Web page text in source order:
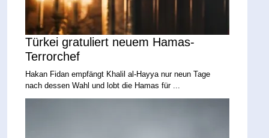
Türkei gratuliert neuem Hamas-
Terrorchef
Hakan Fidan empfängt Khalil al-Hayya nur neun Tage
nach dessen Wahl und lobt die Hamas für ...